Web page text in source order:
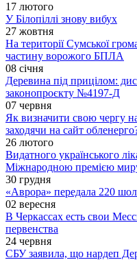
17 лютого
У Білопіллі знову вибух
27 жовтня
На території Сумської
частину ворожого БПЛА
08 січня
Деревина під прицілом:
законопроєкту №4197-Д
07 червня
Як визначити свою чергу
заходячи на сайт
26 лютого
Видатного українського
Міжнародною премією
30 грудня
«Аврора» передала 220
02 вересня
В Черкассах есть свои
первенства
24 червня
СБУ заявила, що нардеп